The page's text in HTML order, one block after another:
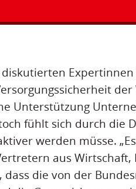
Unterstützung
fühlt sich durch die
werden müsse.
aus Wirtschaft,
die von der